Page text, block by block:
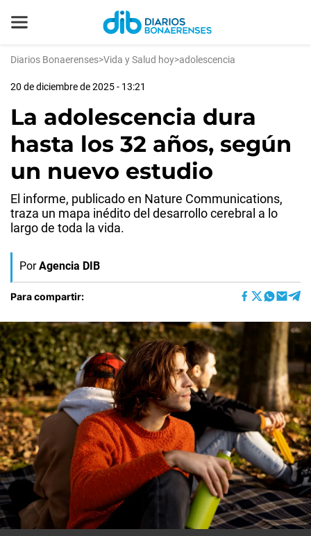
Diarios Bonaerenses>Vida y Salud hoy>adolescencia
20 de diciembre de 2025 - 13:21
La adolescencia dura
hasta los 32 años, según
un nuevo estudio
El informe, publicado en Nature Communications,
traza un mapa inédito del desarrollo cerebral a lo
largo de toda la vida.
Por Agencia DIB
Para compartir: